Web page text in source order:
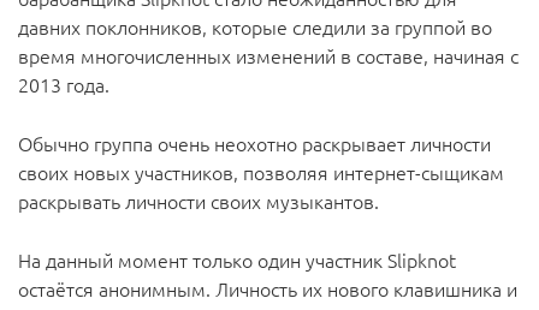
давних поклонников, которые следили за группой во
время многочисленных изменений в составе, начиная с
2013 года.
Обычно группа очень неохотно раскрывает личности
своих новых участников, позволяя интернет-сыщикам
раскрывать личности своих музыкантов.
На данный момент только один участник Slipknot
остаётся анонимным. Личность их нового клавишника и